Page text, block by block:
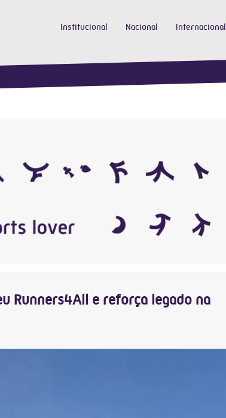
Institucional Nacional Internacional
Runners4All e reforça legado na